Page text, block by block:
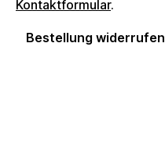
Kontaktformular.
Bestellung widerrufen